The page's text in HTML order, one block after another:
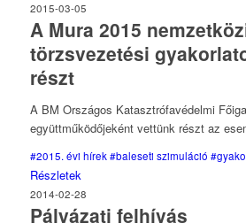
2015-03-05
A Mura 2015
törzsvezetési
részt
A BM Országos Katasztrófavédelmi
együttműködőjeként vettünk részt az
#2015. évi hírek #baleseti szimuláció
Részletek
2014-02-28
Pályázati felhívás